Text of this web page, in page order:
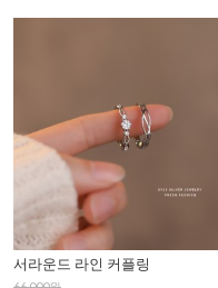
서라운드 라인 커플링